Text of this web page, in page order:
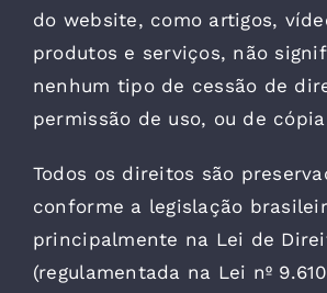
do website, como artigos,
produtos e serviços, não
nenhum tipo de cessão de
permissão de uso, ou de
Todos os direitos são
conforme a legislação
principalmente na Lei de
(regulamentada na Lei nº